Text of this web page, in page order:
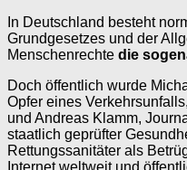
In Deutschland besteht
Grundgesetzes und der
Menschenrechte die
Doch öffentlich wurde
Opfer eines
und Andreas Klamm,
staatlich geprüfter
Rettungssanitäter als
Internet weltweit und